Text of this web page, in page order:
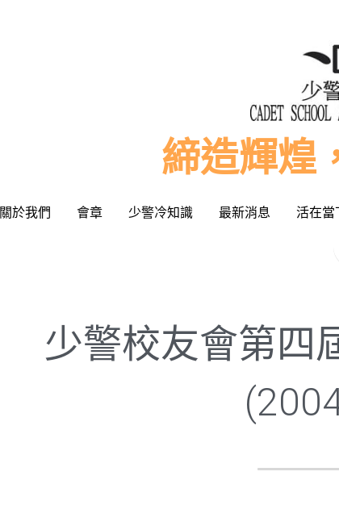
締造輝煌
關於我們 會章 少警冷知識 最新消息 活在當
締造輝煌
關於我們 會章 少警冷知識 最新消息 活在當
少警校友會第四